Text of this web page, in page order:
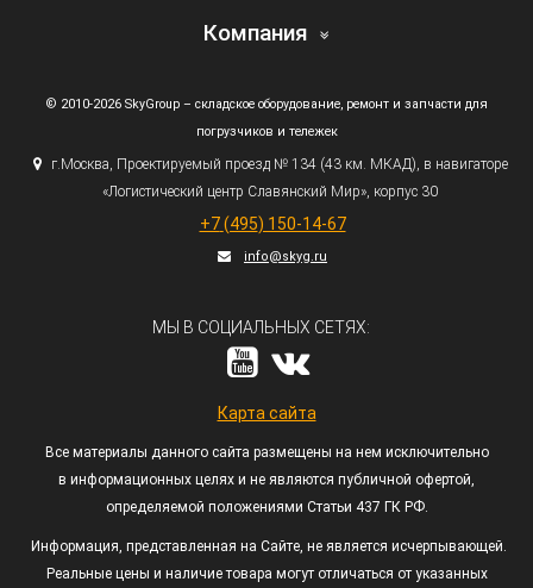
Компания
© 2010-2026 SkyGroup – складское оборудование, ремонт и запчасти для
погрузчиков и тележек
г.Москва, Проектируемый проезд № 134 (43км. МКАД), в навигаторе
«Логистический центр Славянский Мир», корпус 30
+7 (495) 150-14-67
info@skyg.ru
МЫ В СОЦИАЛЬНЫХ СЕТЯХ:
Карта сайта
Все материалы данного сайта размещены на нем исключительно
в информационных целях и не являются публичной офертой,
определяемой положениями Статьи 437 ГК РФ.
Информация, представленная на Сайте, не является исчерпывающей.
Реальные цены и наличие товара могут отличаться от указанных